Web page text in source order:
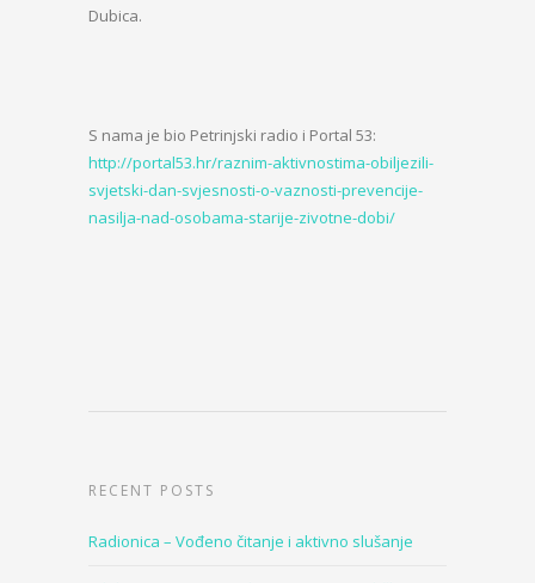
Dubica.
S nama je bio Petrinjski radio i Portal 53:
http://portal53.hr/raznim-aktivnostima-obiljezili-
svjetski-dan-svjesnosti-o-vaznosti-prevencije-
nasilja-nad-osobama-starije-zivotne-dobi/
RECENT POSTS
Radionica – Vođeno čitanje i aktivno slušanje